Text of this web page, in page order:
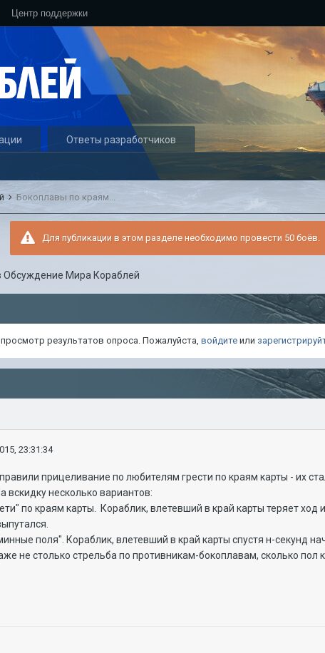
Центр поддержки
Ответы разработчиков
Бокоплавы по краям...
Для публикации в этом разделе необходимо провести 50 боёв.
Обсуждение Мира Кораблей
результатов опроса. Пожалуйста,войдите или
23:31:34
прицеливание по любителям грести по краям карты - их
несколько вариантов:
по краям карты. Кораблик, влетевший в край карты теряет
поля". Кораблик, влетевший в край карты спустя н-секунд
не столько стрельба по противникам-бокоплавам, сколько